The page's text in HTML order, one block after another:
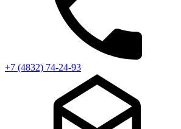
+7 (4832) 74-24-93